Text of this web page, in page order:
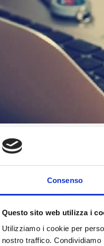
Consenso
Questo sito web utilizza i
Utilizziamo i cookie per
nostro traffico.
scoprire come
futuro comune
cittadini offre tante
di partecipare alle
praticamente
(app dei cittadini) offre
vite. Sei un